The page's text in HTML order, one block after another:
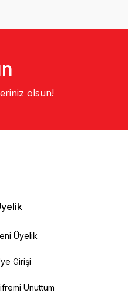
olsun!
Üyelik
Girişi
Unuttum